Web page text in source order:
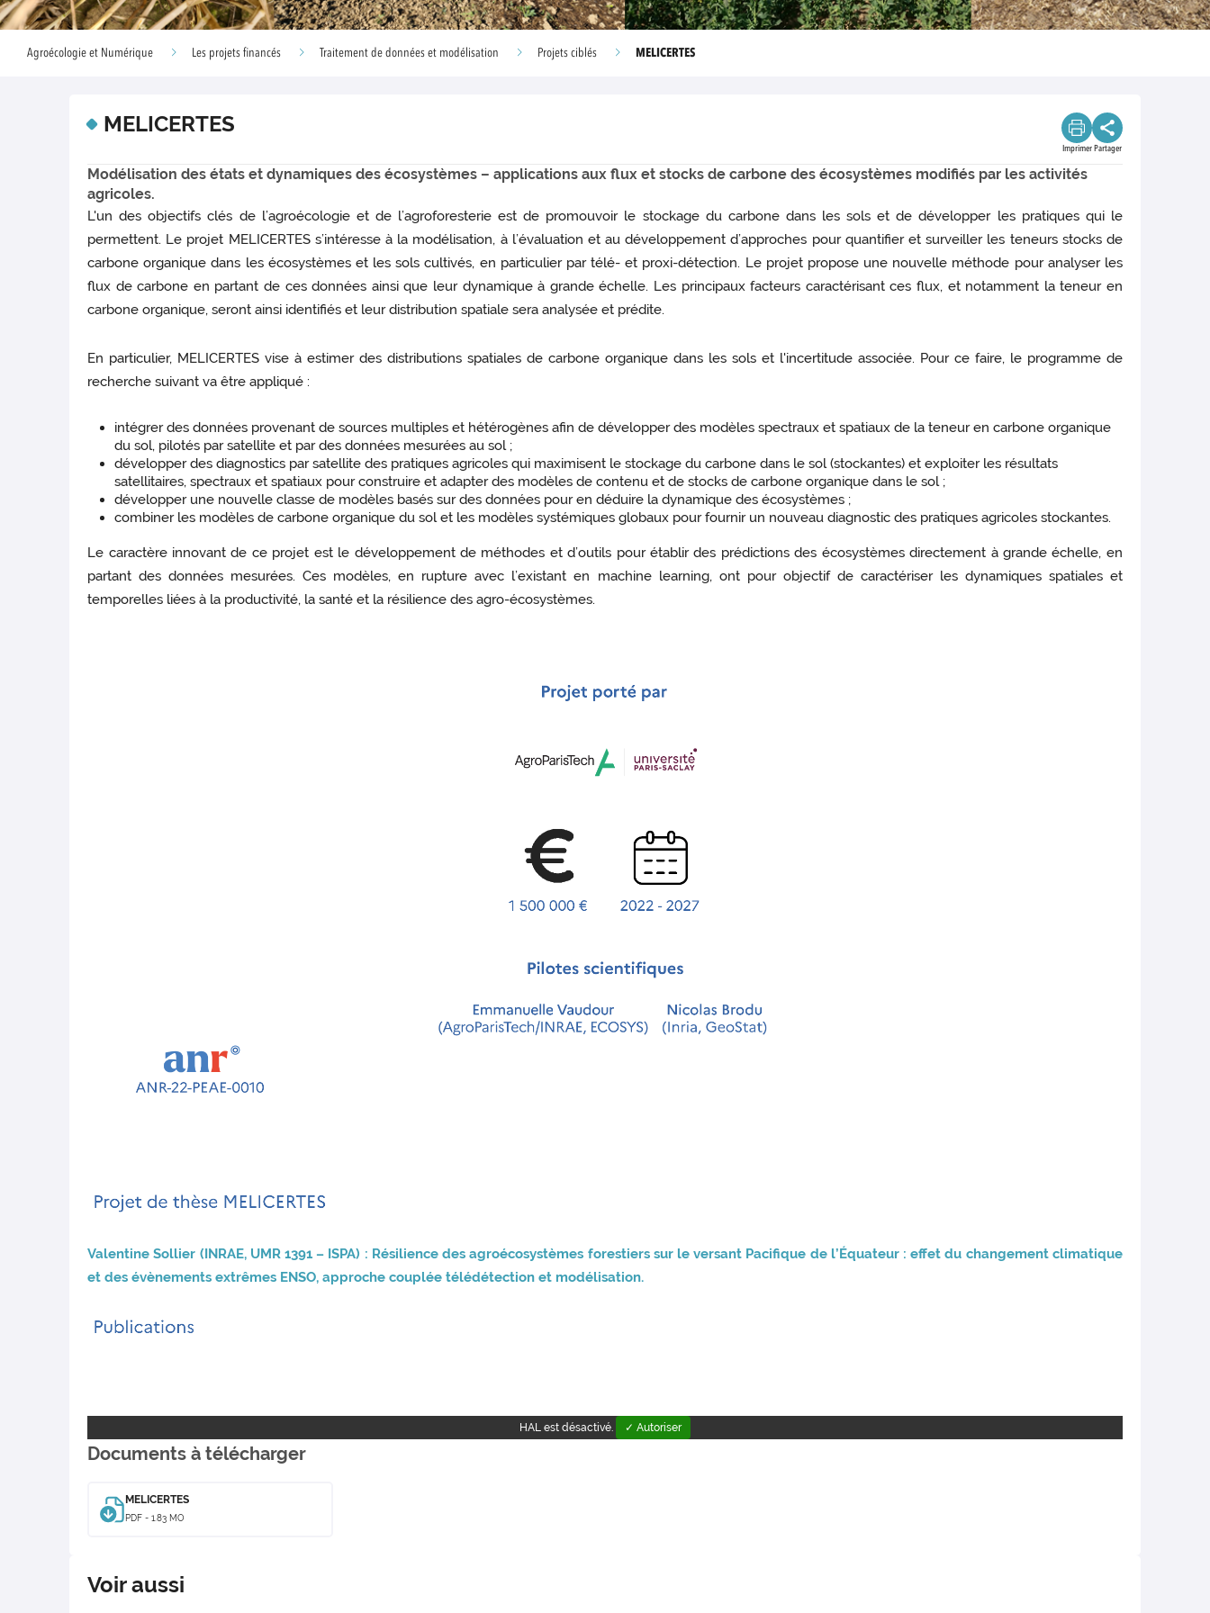
Agroécologie et Numérique Les projets financés Traitement de données et modélisation Projets ciblés MELICERTES
MELICERTES
Imprimer Partager
Modélisation des états et dynamiques des écosystèmes – applications aux flux et stocks de carbone des écosystèmes modifiés par les activités
agricoles.
L'un des objectifs clés de l’agroécologie et de l’agroforesterie est de promouvoir le stockage du carbone dans les sols et de développer les pratiques qui le
permettent. Le projet MELICERTES s’intéresse à la modélisation, à l’évaluation et au développement d’approches pour quantifier et surveiller les teneurs stocks de
carbone organique dans les écosystèmes et les sols cultivés, en particulier par télé- et proxi-détection. Le projet propose une nouvelle méthode pour analyser les
flux de carbone en partant de ces données ainsi que leur dynamique à grande échelle. Les principaux facteurs caractérisant ces flux, et notamment la teneur en
carbone organique, seront ainsi identifiés et leur distribution spatiale sera analysée et prédite.
En particulier, MELICERTES vise à estimer des distributions spatiales de carbone organique dans les sols et l'incertitude associée. Pour ce faire, le programme de
recherche suivant va être appliqué :
intégrer des données provenant de sources multiples et hétérogènes afin de développer des modèles spectraux et spatiaux de la teneur en carbone organique
du sol, pilotés par satellite et par des données mesurées au sol ;
développer des diagnostics par satellite des pratiques agricoles qui maximisent le stockage du carbone dans le sol (stockantes) et exploiter les résultats
satellitaires, spectraux et spatiaux pour construire et adapter des modèles de contenu et de stocks de carbone organique dans le sol ;
développer une nouvelle classe de modèles basés sur des données pour en déduire la dynamique des écosystèmes ;
combiner les modèles de carbone organique du sol et les modèles systémiques globaux pour fournir un nouveau diagnostic des pratiques agricoles stockantes.
Le caractère innovant de ce projet est le développement de méthodes et d’outils pour établir des prédictions des écosystèmes directement à grande échelle, en
partant des données mesurées. Ces modèles, en rupture avec l’existant en machine learning, ont pour objectif de caractériser les dynamiques spatiales et
temporelles liées à la productivité, la santé et la résilience des agro-écosystèmes.
Valentine Sollier (INRAE, UMR 1391 – ISPA) : Résilience des agroécosystèmes forestiers sur le versant Pacifique de l’Équateur : effet du changement climatique
et des évènements extrêmes ENSO, approche couplée télédétection et modélisation.
HAL est désactivé. ✓ Autoriser
Documents à télécharger
MELICERTES
PDF - 1.83 MO
Voir aussi